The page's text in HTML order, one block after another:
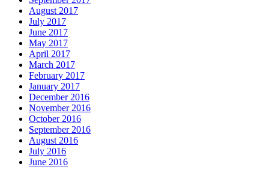
August 2017
July 2017
June 2017
May 2017
April 2017
March 2017
February 2017
January 2017
December 2016
November 2016
October 2016
September 2016
August 2016
July 2016
June 2016